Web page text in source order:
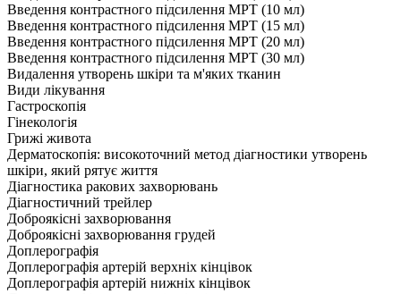
Введення контрастного підсилення МРТ (10 мл)
Введення контрастного підсилення МРТ (15 мл)
Введення контрастного підсилення МРТ (20 мл)
Введення контрастного підсилення МРТ (30 мл)
Видалення утворень шкіри та м'яких тканин
Види лікування
Гастроскопія
Гінекологія
Грижі живота
Дерматоскопія: високоточний метод діагностики утворень
шкіри, який рятує життя
Діагностика ракових захворювань
Діагностичний трейлер
Доброякісні захворювання
Доброякісні захворювання грудей
Доплерографія
Доплерографія артерій верхніх кінцівок
Доплерографія артерій нижніх кінцівок